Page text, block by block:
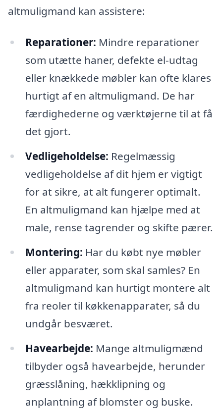
altmuligmand kan assistere:
Reparationer: Mindre reparationer
som utætte haner, defekte el-udtag
eller knækkede møbler kan ofte klares
hurtigt af en altmuligmand. De har
færdighederne og værktøjerne til at få
det gjort.
Vedligeholdelse: Regelmæssig
vedligeholdelse af dit hjem er vigtigt
for at sikre, at alt fungerer optimalt.
En altmuligmand kan hjælpe med at
male, rense tagrender og skifte pærer.
Montering: Har du købt nye møbler
eller apparater, som skal samles? En
altmuligmand kan hurtigt montere alt
fra reoler til køkkenapparater, så du
undgår besværet.
Havearbejde: Mange altmuligmænd
tilbyder også havearbejde, herunder
græsslåning, hækklipning og
anplantning af blomster og buske.